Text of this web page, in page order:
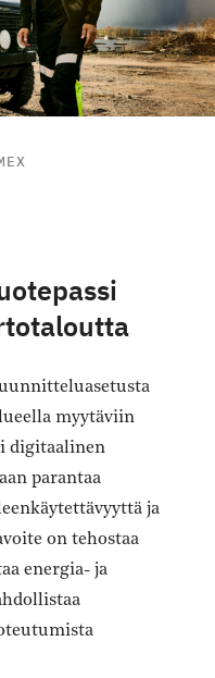
myytäviin
digitaalinen
parantaa
ja
on tehostaa
energia- ja